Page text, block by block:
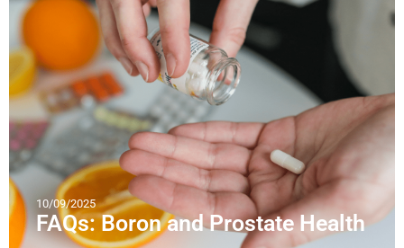
10/09/2025
FAQs: Boron and Prostate Health